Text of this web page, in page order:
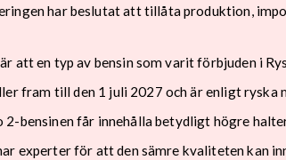
har beslutat att tillåta produktion,
att en typ av bensin som varit förbjuden i
fram till den 1 juli 2027 och är enligt
2-bensinen får innehålla betydligt högre
experter för att den sämre kvaliteten kan